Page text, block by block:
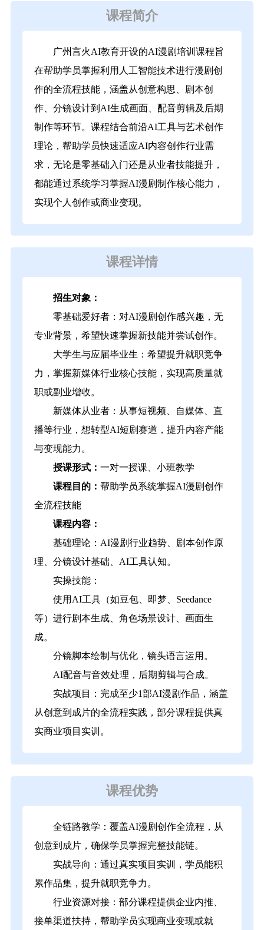
课程简介
广州言火AI教育开设的AI漫剧培训课程旨
在帮助学员掌握利用人工智能技术进行漫剧创
作的全流程技能，涵盖从创意构思、剧本创
作、分镜设计到AI生成画面、配音剪辑及后期
制作等环节。课程结合前沿AI工具与艺术创作
理论，帮助学员快速适应AI内容创作行业需
求，无论是零基础入门还是从业者技能提升，
都能通过系统学习掌握AI漫剧制作核心能力，
实现个人创作或商业变现。
课程详情
招生对象：
零基础爱好者：对AI漫剧创作感兴趣，无
专业背景，希望快速掌握新技能并尝试创作。
大学生与应届毕业生：希望提升就职竞争
力，掌握新媒体行业核心技能，实现高质量就
职或副业增收。
新媒体从业者：从事短视频、自媒体、直
播等行业，想转型AI短剧赛道，提升内容产能
与变现能力。
授课形式： 一对一授课、小班教学
课程目的： 帮助学员系统掌握AI漫剧创作
全流程技能
课程内容：
基础理论：AI漫剧行业趋势、剧本创作原
理、分镜设计基础、AI工具认知。
实操技能：
使用AI工具（如豆包、即梦、Seedance
等）进行剧本生成、角色场景设计、画面生
成。
分镜脚本绘制与优化，镜头语言运用。
AI配音与音效处理，后期剪辑与合成。
实战项目：完成至少1部AI漫剧作品，涵盖
从创意到成片的全流程实践，部分课程提供真
实商业项目实训。
课程优势
全链路教学：覆盖AI漫剧创作全流程，从
创意到成片，确保学员掌握完整技能链。
实战导向：通过真实项目实训，学员能积
累作品集，提升就职竞争力。
行业资源对接：部分课程提供企业内推、
接单渠道扶持，帮助学员实现商业变现或就